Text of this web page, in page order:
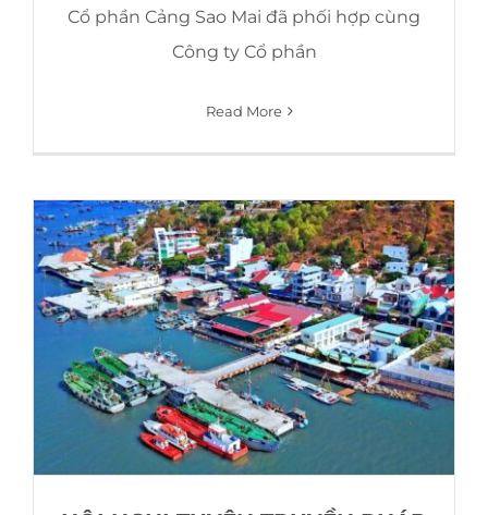
Cổ phần Cảng Sao Mai đã phối hợp cùng
Công ty Cổ phần
Read More